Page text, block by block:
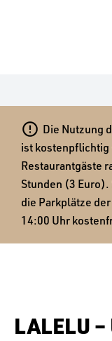
 Die Nutzung
ist kostenpflichtig
Restaurantgäste
Stunden (3
die Parkplätze
14:00 Uhr
LALELU –